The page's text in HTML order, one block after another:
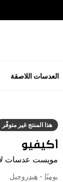
العدسات اللاصقة
هذا المنتج غير متوفّر
أكيفيو
مويست عدسات
يوميًا - هيدروجيل